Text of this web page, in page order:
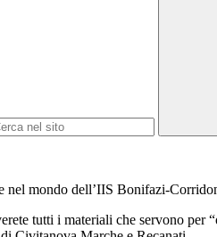
nel mondo dell’IIS Bonifazi-
tutti i materiali che servono per